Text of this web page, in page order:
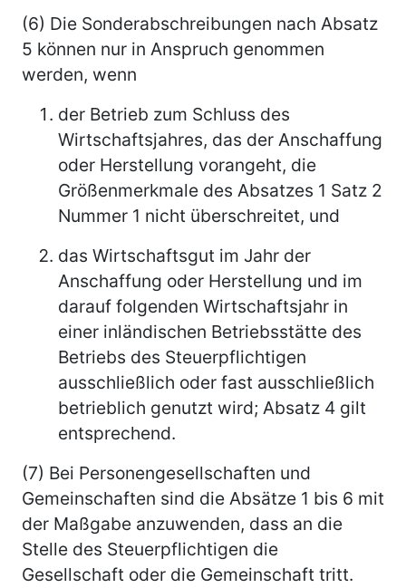
(6) Die Sonderabschreibungen nach Absatz
5 können nur in Anspruch genommen
werden, wenn
der Betrieb zum Schluss des
Wirtschaftsjahres, das der Anschaffung
oder Herstellung vorangeht, die
Größenmerkmale des Absatzes 1 Satz 2
Nummer 1 nicht überschreitet, und
das Wirtschaftsgut im Jahr der
Anschaffung oder Herstellung und im
darauf folgenden Wirtschaftsjahr in
einer inländischen Betriebsstätte des
Betriebs des Steuerpflichtigen
ausschließlich oder fast ausschließlich
betrieblich genutzt wird; Absatz 4 gilt
entsprechend.
(7) Bei Personengesellschaften und
Gemeinschaften sind die Absätze 1 bis 6 mit
der Maßgabe anzuwenden, dass an die
Stelle des Steuerpflichtigen die
Gesellschaft oder die Gemeinschaft tritt.